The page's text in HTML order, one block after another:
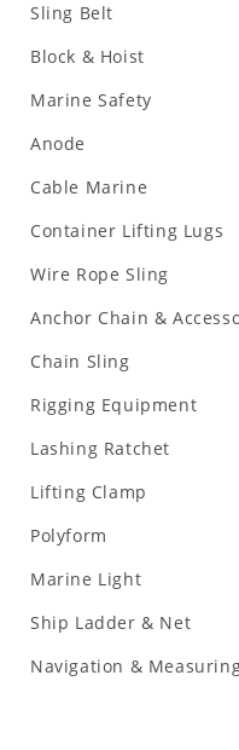
Sling Belt
Block & Hoist
Marine Safety
Anode
Cable Marine
Container Lifting Lugs
Wire Rope Sling
Anchor Chain &
Chain Sling
Rigging Equipment
Lashing Ratchet
Lifting Clamp
Polyform
Marine Light
Ship Ladder & Net
Navigation &